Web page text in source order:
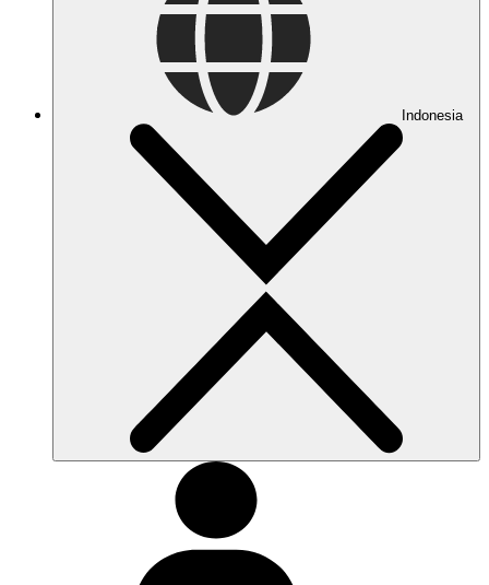
Indonesia